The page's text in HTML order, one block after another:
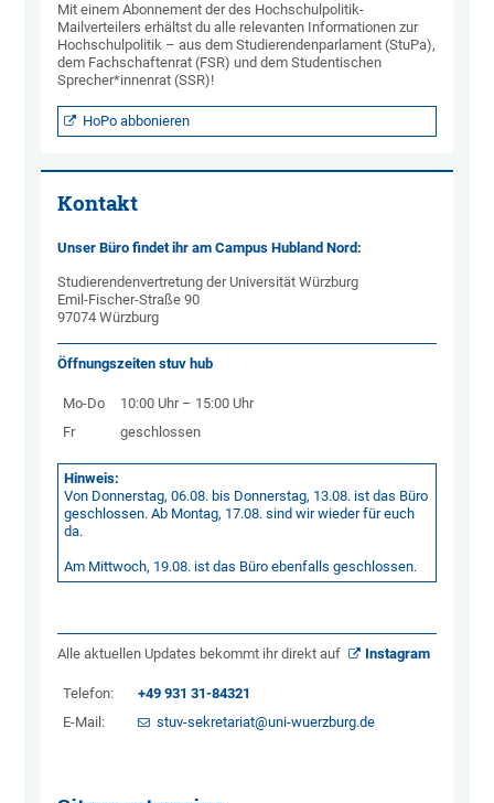
Mit einem Abonnement der des Hochschulpolitik-
Mailverteilers erhältst du alle relevanten Informationen zur
Hochschulpolitik – aus dem Studierendenparlament (StuPa),
dem Fachschaftenrat (FSR) und dem Studentischen
Sprecher*innenrat (SSR)!
HoPo abbonieren
Kontakt
Unser Büro findet ihr am Campus Hubland Nord:
Studierendenvertretung der Universität Würzburg
Emil-Fischer-Straße 90
97074 Würzburg
Öffnungszeiten stuv hub
Mo-Do
10:00 Uhr – 15:00 Uhr
Fr
geschlossen
Hinweis:
Von Donnerstag, 06.08. bis Donnerstag, 13.08. ist das Büro
geschlossen. Ab Montag, 17.08. sind wir wieder für euch
da.
Am Mittwoch, 19.08. ist das Büro ebenfalls geschlossen.
Alle aktuellen Updates bekommt ihr direkt auf Instagram
Telefon:
+49 931 31-84321
E-Mail:
stuv-sekretariat@uni-wuerzburg.de